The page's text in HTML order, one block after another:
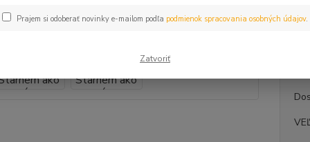
Prajem si odoberať novinky e-mailom podľa podmienok spracovania osobných údajov.
Zatvoriť